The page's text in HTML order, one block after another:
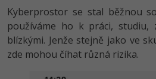
ASP.NET MVC
Django
MS-SQL
SQLite
3D grafik
Projektový manažer
VB.NET
SQL
Copywriting -30%
MS Office -80%
Kyberprostor se stal běžnou
používáme ho k práci, studiu,
blízkými. Jenže stejně jako ve
zde mohou číhat různá rizika.